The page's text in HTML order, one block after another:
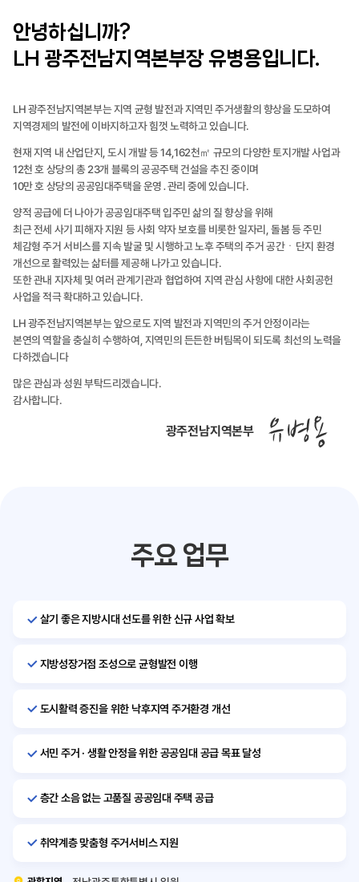
안녕하십니까?
LH 광주전남지역본부장 유병용입니다.
LH 광주전남지역본부는 지역 균형 발전과 지역민 주거생활의 향상을 도모하여
지역경제의 발전에 이바지하고자 힘껏 노력하고 있습니다.
현재 지역 내 산업단지, 도시 개발 등 14,162천㎡ 규모의 다양한 토지개발 사업과
12천 호 상당의 총 23개 블록의 공공주택 건설을 추진 중이며
10만 호 상당의 공공임대주택을 운영․관리 중에 있습니다.
양적 공급에 더 나아가 공공임대주택 입주민 삶의 질 향상을 위해
최근 전세 사기 피해자 지원 등 사회 약자 보호를 비롯한 일자리, 돌봄 등 주민
체감형 주거 서비스를 지속 발굴 및 시행하고 노후 주택의 주거 공간ㆍ단지 환경
개선으로 활력있는 삶터를 제공해 나가고 있습니다.
또한 관내 지자체 및 여러 관계기관과 협업하여 지역 관심 사항에 대한 사회공헌
사업을 적극 확대하고 있습니다.
LH 광주전남지역본부는 앞으로도 지역 발전과 지역민의 주거 안정이라는
본연의 역할을 충실히 수행하여, 지역민의 든든한 버팀목이 되도록 최선의 노력을
다하겠습니다
많은 관심과 성원 부탁드리겠습니다.
감사합니다.
광주전남지역본부
주요 업무
살기 좋은 지방시대 선도를 위한 신규 사업 확보
지방성장거점 조성으로 균형발전 이행
도시활력 증진을 위한 낙후지역 주거환경 개선
서민 주거 · 생활 안정을 위한 공공임대 공급 목표 달성
층간 소음 없는 고품질 공공임대 주택 공급
취약계층 맞춤형 주거서비스 지원